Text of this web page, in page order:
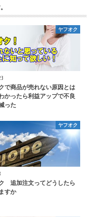
ヤフオク
で商品が売れない原因とは
かったら利益アップで不良
った
ヤフオク
追加注文ってどうしたら
すか